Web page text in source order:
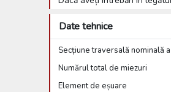
Date tehnice
Secțiune traversală nominală
Numărul total de miezuri
Element de eșuare